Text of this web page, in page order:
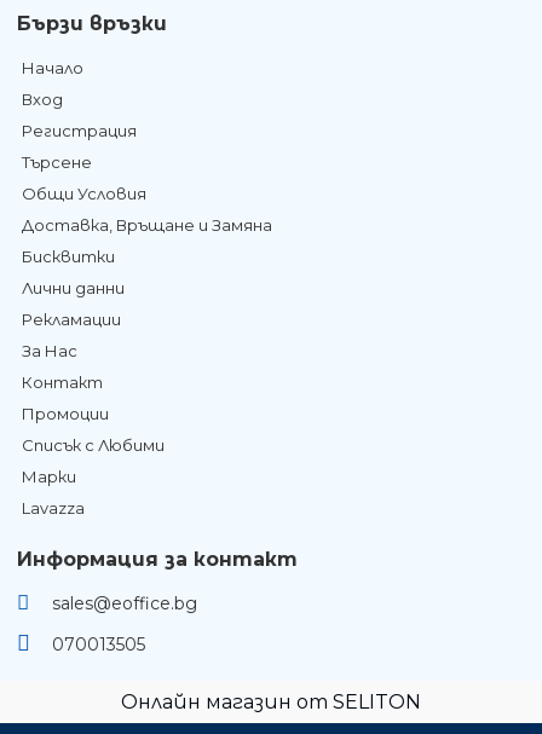
Бързи връзки
Начало
Вход
Регистрация
Търсене
Общи Условия
Доставка, Връщане и Замяна
Бисквитки
Лични данни
Рекламации
За Нас
Контакт
Промоции
Списък с Любими
Марки
Lavazza
Информация за контакт
sales@eoffice.bg
070013505
Онлайн магазин от SELITON